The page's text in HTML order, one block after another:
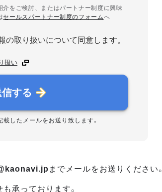
をご検討、またはパートナー制度に興味
セールスパートナー制度のフォームへ
の取り扱いについて同意します。
扱い
する
したメールをお送り致します。
までメールをお送りください。
承っております。